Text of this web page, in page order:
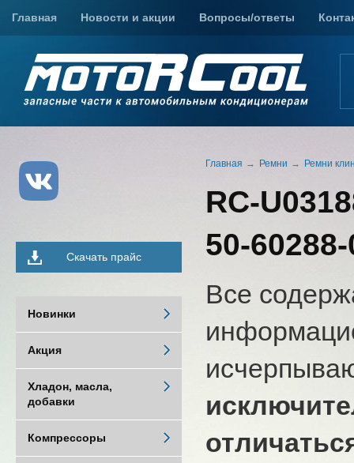
Главная Новости и акции Вопросы/ответы
Главная Ремни Ремни
RC-
50-
Все
Скачать прайс
Новинки
Акция
Хладон, масла,
добавки
Компрессоры